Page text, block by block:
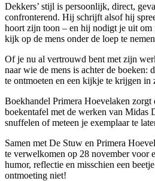
Dekkers’ stijl is persoonlijk, direct,
confronterend. Hij schrijft alsof hij
hoort zijn toon – en hij nodigt je uit om
kijk op de mens onder de loep te
Of je nu al vertrouwd bent met zijn
naar wie de mens is achter de boeken:
te ontmoeten en een kijkje te krijgen in
Boekhandel Primera Hoevelaken zorgt
boekentafel met de werken van Midas
snuffelen of meteen je exemplaar te
Samen met De Stuw en Primera
te verwelkomen op 28 november voor
humor, reflectie en misschien een
ontmoeting niet!